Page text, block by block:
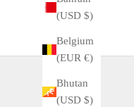
(USD $)
Belgium
(EUR €)
Bhutan
(USD $)